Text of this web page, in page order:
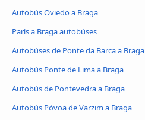
Autobús Oviedo a Braga
París a Braga autobúses
Autobúses de Ponte da Barca a Braga
Autobús Ponte de Lima a Braga
Autobús de Pontevedra a Braga
Autobús Póvoa de Varzim a Braga